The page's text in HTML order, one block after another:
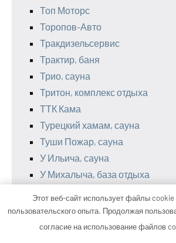
Топ Моторс
Торопов-Авто
Тракдизельсервис
Трактир, баня
Трио, сауна
Тритон, комплекс отдыха
ТТК Кама
Турецкий хамам, сауна
Туши Пожар, сауна
У Ильича, сауна
У Михалыча, база отдыха
У трамплина, баня
Этот веб-сайт использует файлы
пользовательского опыта. Продолжая
согласие на использование файлов